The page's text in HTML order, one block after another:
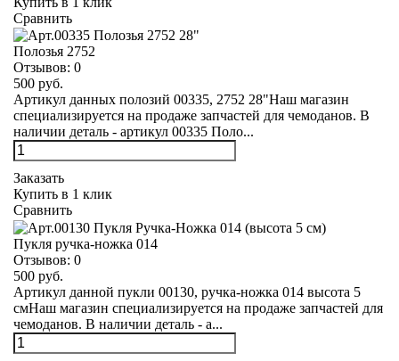
Сравнить
Полозья 2752
Отзывов: 0
500 руб.
Артикул данных полозий 00335, 2752 28"Наш магазин
специализируется на продаже запчастей для чемоданов. В
наличии деталь - артикул 00335 Поло...
Заказать
Купить в 1 клик
Сравнить
Пукля ручка-ножка 014
Отзывов: 0
500 руб.
Артикул данной пукли 00130, ручка-ножка 014 высота 5
смНаш магазин специализируется на продаже запчастей для
чемоданов. В наличии деталь - а...